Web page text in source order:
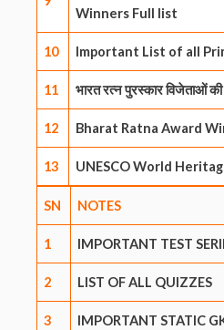
Winners Full list
10 Important List of all
11 भारत रत्न पुरस्कार विजेताओं
12 Bharat Ratna Award
13 UNESCO World
SN NOTES
1 IMPORTANT TEST
2 LIST OF ALL QUIZZES
3 IMPORTANT STATIC